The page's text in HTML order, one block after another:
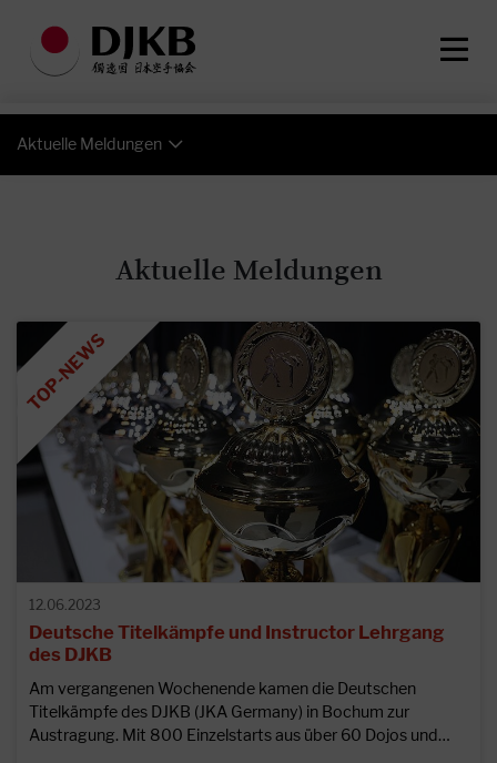
Aktuelle Meldungen
Aktuelle Meldungen
12.06.2023
Deutsche Titelkämpfe und Instructor Lehrgang
des DJKB
Am vergangenen Wochenende kamen die Deutschen
Titelkämpfe des DJKB (JKA Germany) in Bochum zur
Austragung. Mit 800 Einzelstarts aus über 60 Dojos und…